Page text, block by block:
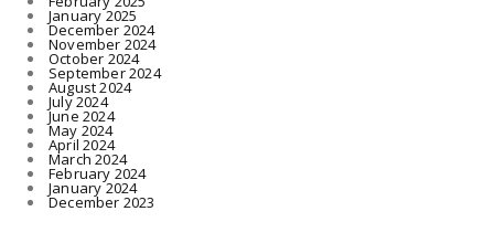
January 2025
December 2024
November 2024
October 2024
September 2024
August 2024
July 2024
June 2024
May 2024
April 2024
March 2024
February 2024
January 2024
December 2023